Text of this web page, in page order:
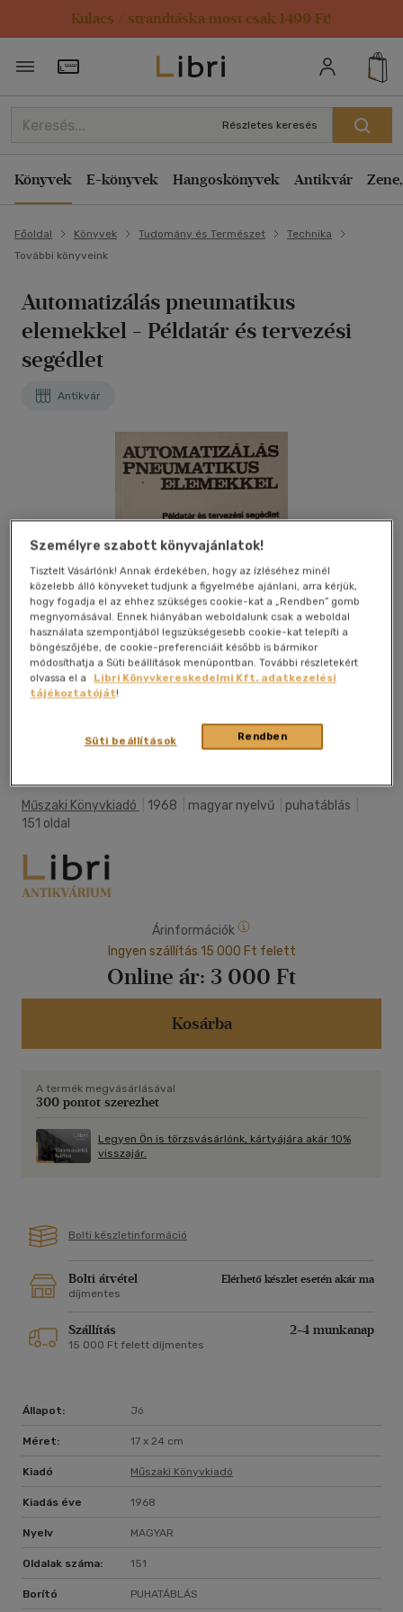
Kulacs / strandtáska most csak 1499 Ft!
Törzsvásárlói Kártya adatai
Részletes keresés
Könyvek E-könyvek Hangoskönyvek Antikvár
Főoldal Könyvek Tudomány és Természet
Technika
További könyveink
Automatizálás pneumatikus
elemekkel - Példatár és tervezési
segédlet
Antikvár
Kívánságlistához adom
Műszaki Könyvkiadó 1968 magyar nyelvű puhatáblás
151 oldal
Árinformációk
Ingyen szállítás 15 000 Ft felett
Online ár: 3 000 Ft
Kosárba
A termék megvásárlásával
300 pontot szerezhet
Legyen Ön is törzsvásárlónk, kártyájára akár 10%
visszajár.
Bolti készletinformáció
Bolti átvétel
Elérhető készlet esetén akár ma
díjmentes
Szállítás 2-4 munkanap
15 000 Ft felett díjmentes
Állapot: Jó
Méret: 17 x 24 cm
Kiadó Műszaki Könyvkiadó
Kiadás éve 1968
Nyelv MAGYAR
Oldalak száma: 151
Borító PUHATÁBLÁS
Személyre szabott könyvajánlatok!
Tisztelt Vásárlónk! Annak érdekében, hogy az ízléséhez minél
közelebb álló könyveket tudjunk a figyelmébe ajánlani, arra kérjük,
hogy fogadja el az ehhez szükséges cookie-kat a „Rendben” gomb
megnyomásával. Ennek hiányában weboldalunk csak a weboldal
használata szempontjából legszükségesebb cookie-kat telepíti a
böngészőjébe, de cookie-preferenciáit később is bármikor
módosíthatja a Süti beállítások menüpontban. További részletekért
olvassa el a
Libri Könyvkereskedelmi Kft. adatkezelési
tájékoztatóját!
Rendben
Süti beállítások